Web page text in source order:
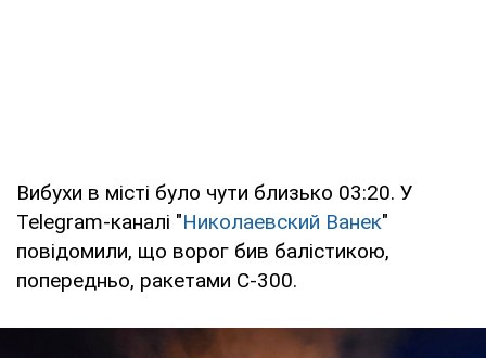
Вибухи в місті було чути близько 03:20. У
Telegram-каналі "Николаевский Ванек"
повідомили, що ворог бив балістикою,
попередньо, ракетами С-300.